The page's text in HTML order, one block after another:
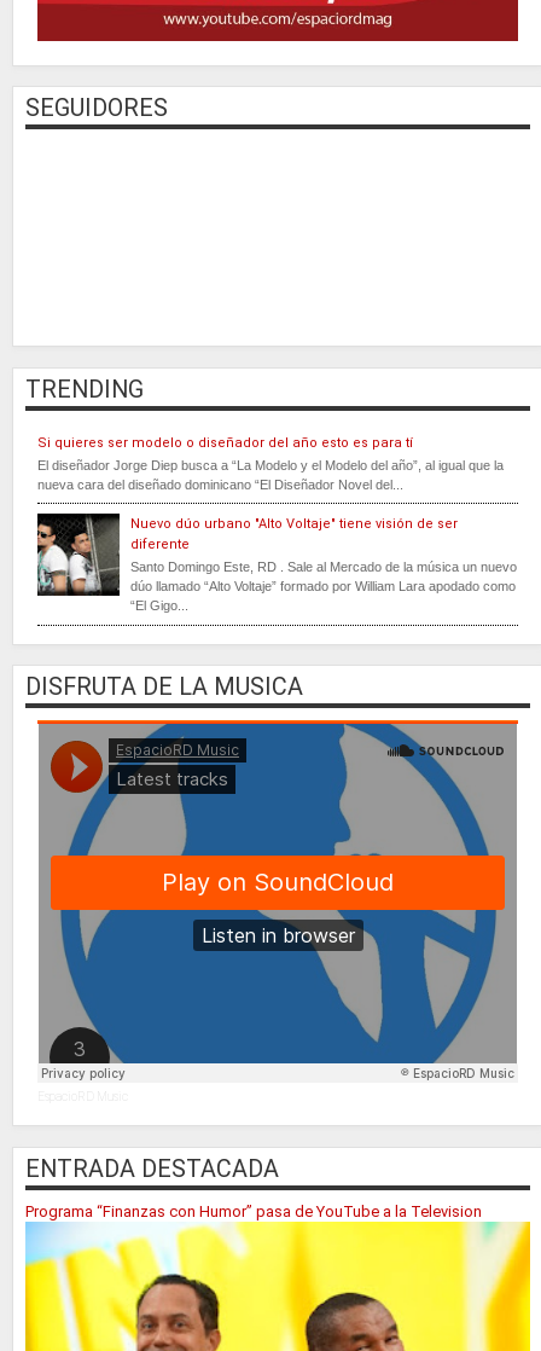
SEGUIDORES
TRENDING
Si quieres ser modelo o diseñador del año esto es para tí
El diseñador Jorge Diep busca a “La Modelo y el Modelo del año”, al igual que la
nueva cara del diseñado dominicano “El Diseñador Novel del...
Nuevo dúo urbano "Alto Voltaje" tiene visión de ser
diferente
Santo Domingo Este, RD . Sale al Mercado de la música un nuevo
dúo llamado “Alto Voltaje” formado por William Lara apodado como
“El Gigo...
DISFRUTA DE LA MUSICA
EspacioRD Music
ENTRADA DESTACADA
Programa “Finanzas con Humor” pasa de YouTube a la Television